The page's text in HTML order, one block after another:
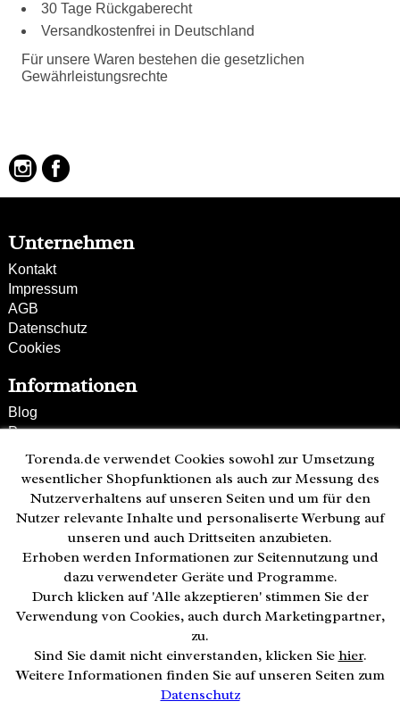
30 Tage Rückgaberecht
Versandkostenfrei in Deutschland
Für unsere Waren bestehen die gesetzlichen
Gewährleistungsrechte
Unternehmen
Kontakt
Impressum
AGB
Datenschutz
Cookies
Informationen
Blog
Presse
Partner
Versand und Zahlung
Bestellung wiederrufen
Kunden-Hotline
(040) 244 249-49
Mo - Fr 08:00 - 18:00
Zahlweisen:
Torenda.de verwendet Cookies sowohl zur Umsetzung
wesentlicher Shopfunktionen als auch zur Messung des
Nutzerverhaltens auf unseren Seiten und um für den
Nutzer relevante Inhalte und personaliserte Werbung auf
unseren und auch Drittseiten anzubieten.
Erhoben werden Informationen zur Seitennutzung und
dazu verwendeter Geräte und Programme.
Durch klicken auf 'Alle akzeptieren' stimmen Sie der
Verwendung von Cookies, auch durch Marketingpartner,
zu.
Sind Sie damit nicht einverstanden, klicken Sie hier.
Weitere Informationen finden Sie auf unseren Seiten zum
Datenschutz